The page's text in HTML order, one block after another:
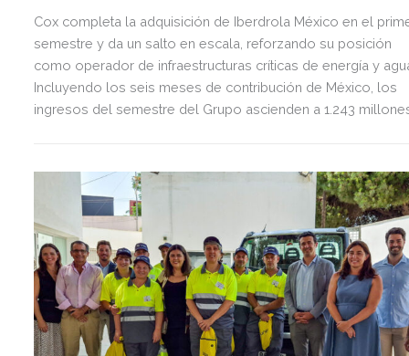
Cox completa la adquisición de Iberdrola México en el
semestre y da un salto en escala, reforzando su posición
como operador de infraestructuras críticas de energía y
Incluyendo los seis meses de contribución de México, los
ingresos del semestre del Grupo ascienden a 1.243